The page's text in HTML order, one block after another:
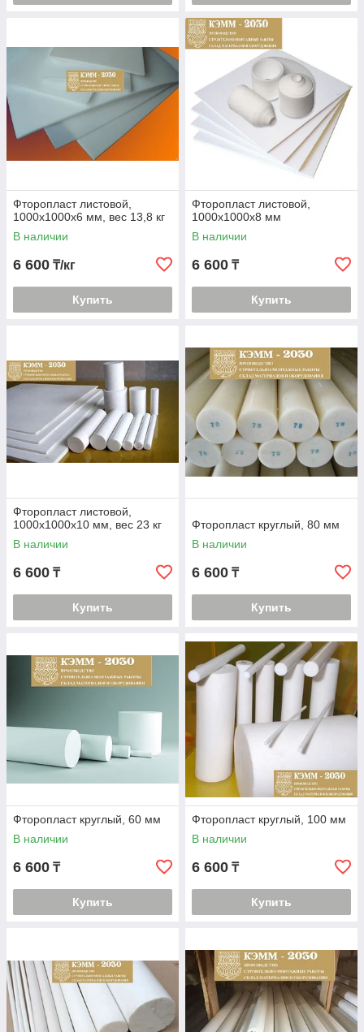
Фторопласт листовой,
1000х1000х6 мм, вес 13,8 кг
В наличии
6 600 ₸/кг
Купить
Фторопласт листовой,
1000х1000х8 мм
В наличии
6 600 ₸
Купить
Фторопласт листовой,
1000х1000х10 мм, вес 23 кг
В наличии
6 600 ₸
Купить
Фторопласт круглый, 80 мм
В наличии
6 600 ₸
Купить
Фторопласт круглый, 60 мм
В наличии
6 600 ₸
Купить
Фторопласт круглый, 100 мм
В наличии
6 600 ₸
Купить